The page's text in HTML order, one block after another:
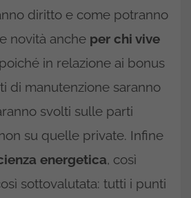
diritto e come potranno
novità anche per chi vive
in relazione ai bonus
di manutenzione saranno
svolti sulle parti
su quelle private. Infine
energetica, così
sottovalutata: tutti i punti